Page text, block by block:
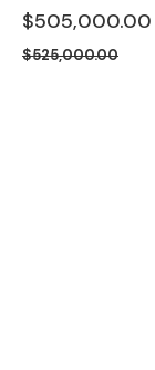
$505,000.00
$525,000.00